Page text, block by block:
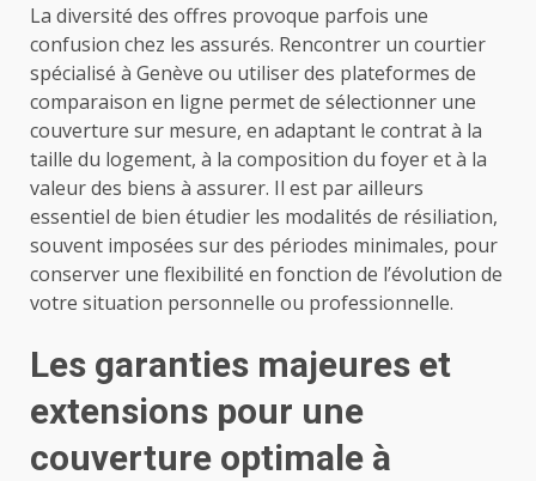
La diversité des offres provoque parfois une
confusion chez les assurés. Rencontrer un courtier
spécialisé à Genève ou utiliser des plateformes de
comparaison en ligne permet de sélectionner une
couverture sur mesure, en adaptant le contrat à la
taille du logement, à la composition du foyer et à la
valeur des biens à assurer. Il est par ailleurs
essentiel de bien étudier les modalités de résiliation,
souvent imposées sur des périodes minimales, pour
conserver une flexibilité en fonction de l’évolution de
votre situation personnelle ou professionnelle.
Les garanties majeures et
extensions pour une
couverture optimale à